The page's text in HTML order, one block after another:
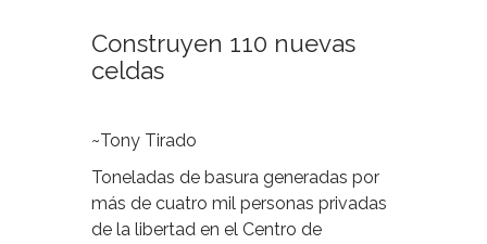
Construyen 110 nuevas
celdas
~Tony Tirado
Toneladas de basura generadas por
más de cuatro mil personas privadas
de la libertad en el Centro de